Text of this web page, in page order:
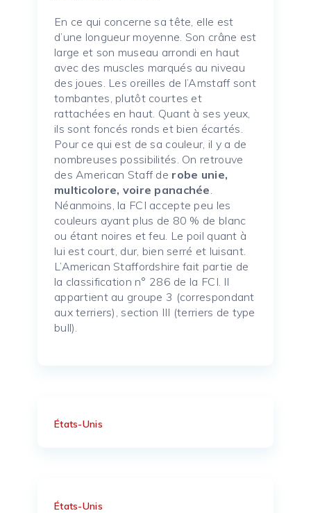
En ce qui concerne sa tête, elle est
d’une longueur moyenne. Son crâne est
large et son museau arrondi en haut
avec des muscles marqués au niveau
des joues. Les oreilles de l’Amstaff sont
tombantes, plutôt courtes et
rattachées en haut. Quant à ses yeux,
ils sont foncés ronds et bien écartés.
Pour ce qui est de sa couleur, il y a de
nombreuses possibilités. On retrouve
des American Staff de robe unie,
multicolore, voire panachée
Néanmoins, la FCI accepte peu les
couleurs ayant plus de 80 % de blanc
ou étant noires et feu. Le poil quant à
lui est court, dur, bien serré et luisant.
L’American Staffordshire fait partie de
la classification n° 286 de la FCI. Il
appartient au groupe 3 (correspondant
aux terriers), section III (terriers de type
bull).
États-Unis
États-Unis